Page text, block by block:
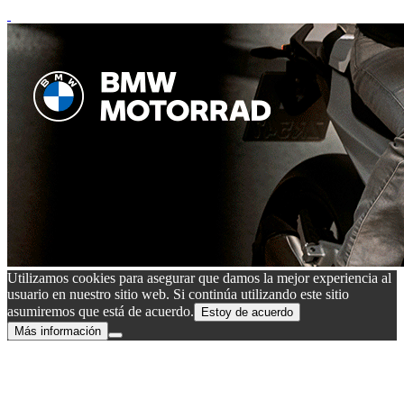
Utilizamos cookies para asegurar que damos la mejor experiencia al
usuario en nuestro sitio web. Si continúa utilizando este sitio
asumiremos que está de acuerdo.
Estoy de acuerdo
Más información